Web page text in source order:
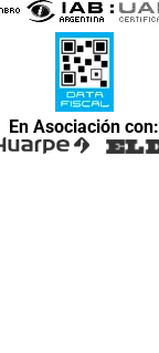
En Asociación con: